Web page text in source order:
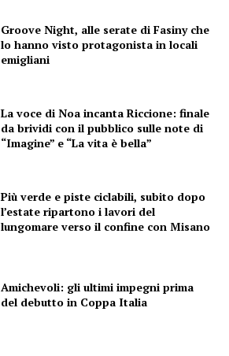
Groove Night, alle serate di Fasiny che
lo hanno visto protagonista in locali
emigliani
La voce di Noa incanta Riccione: finale
da brividi con il pubblico sulle note di
“Imagine” e “La vita è bella”
Più verde e piste ciclabili, subito dopo
l’estate ripartono i lavori del
lungomare verso il confine con Misano
Amichevoli: gli ultimi impegni prima
del debutto in Coppa Italia